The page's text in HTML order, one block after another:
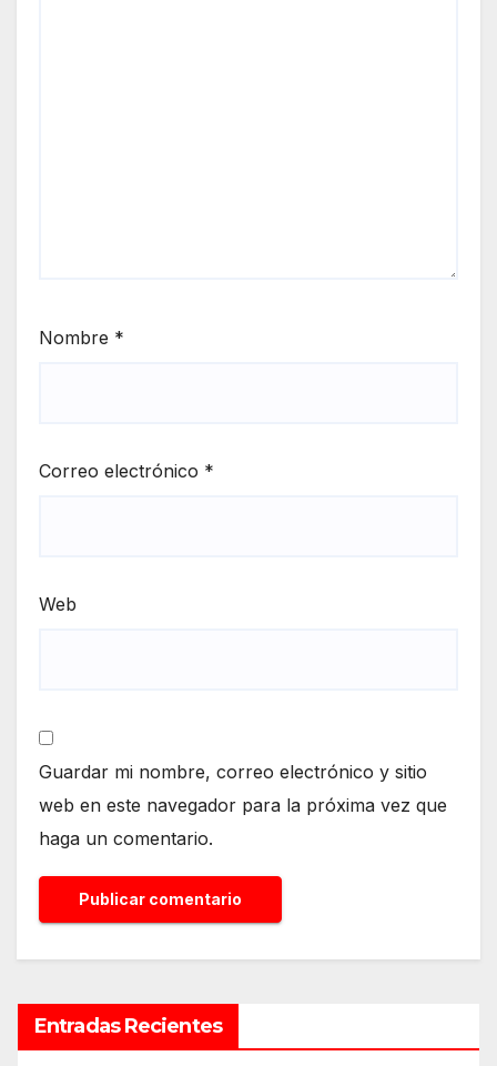
Nombre *
Correo electrónico *
Web
Guardar mi nombre, correo electrónico y sitio
web en este navegador para la próxima vez que
haga un comentario.
Entradas Recientes